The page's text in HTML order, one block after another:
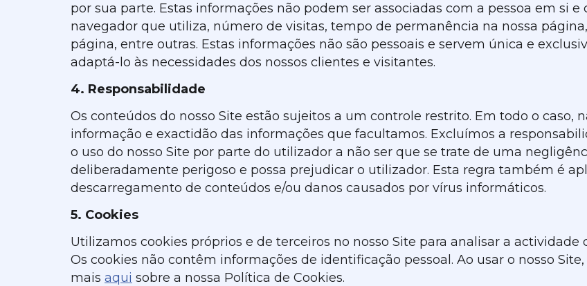
por sua parte. Estas informações não podem ser associadas com a pessoa em si
navegador que utiliza, número de visitas, tempo de permanência na nossa
página, entre outras. Estas informações não são pessoais e servem única e
adaptá-lo às necessidades dos nossos clientes e visitantes.
4. Responsabilidade
Os conteúdos do nosso Site estão sujeitos a um controle restrito. Em todo o caso,
informação e exactidão das informações que facultamos. Excluímos a
o uso do nosso Site por parte do utilizador a não ser que se trate de uma
deliberadamente perigoso e possa prejudicar o utilizador. Esta regra também é
descarregamento de conteúdos e/ou danos causados por vírus informáticos.
5. Cookies
Utilizamos cookies próprios e de terceiros no nosso Site para analisar a actividade
Os cookies não contêm informações de identificação pessoal. Ao usar o nosso
mais aqui sobre a nossa Política de Cookies.